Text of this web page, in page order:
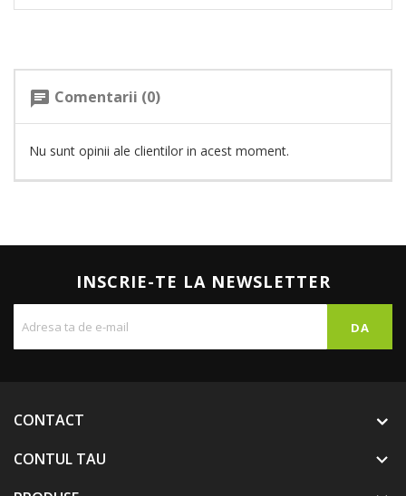
chat Comentarii (0)
Nu sunt opinii ale clientilor in acest moment.
INSCRIE-TE LA NEWSLETTER
CONTACT
CONTUL TAU
